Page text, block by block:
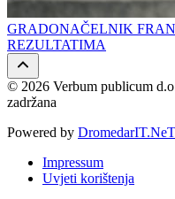
GRADONAČELNIK
REZULTATIMA
© 2026 Verbum publicum
zadržana
Powered by DromedarIT.NeT
Impressum
Uvjeti korištenja